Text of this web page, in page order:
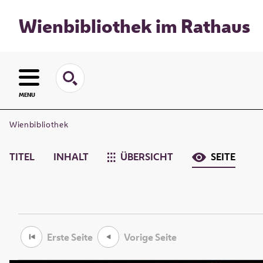
Wienbibliothek im Rathaus
MENU
Wienbibliothek
TITEL INHALT ÜBERSICHT SEITE
Erste Seite Vorige Seite